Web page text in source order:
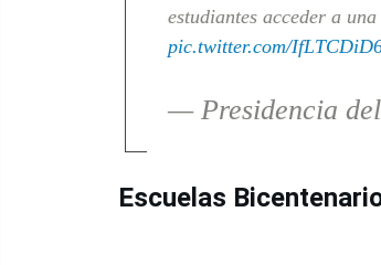
estudiantes acceder a
pic.twitter.com/
— Presidencia
Escuelas